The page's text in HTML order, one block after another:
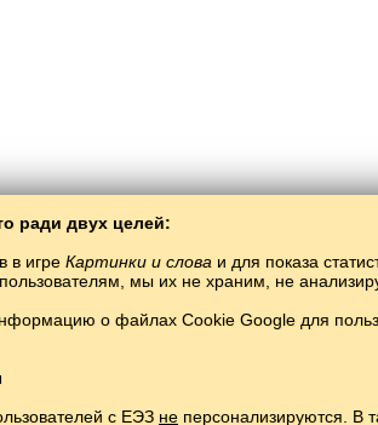
ради двух целей:
в игре Картинки и слова и для показа
мы их не храним, не
о файлах Cookie Google для
с ЕЭЗ не персонализируются. В
häm süzlär / luksemburg tele räsemnärdä